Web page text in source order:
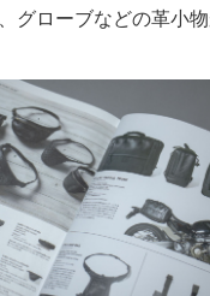
グローブなどの革小